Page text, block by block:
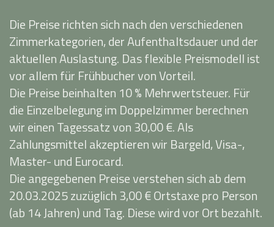
Die Preise richten sich nach den verschiedenen
Zimmerkategorien, der Aufenthaltsdauer und der
aktuellen Auslastung. Das flexible Preismodell ist
vor allem für Frühbucher von Vorteil.
Die Preise beinhalten 10 % Mehrwertsteuer. Für
die Einzelbelegung im Doppelzimmer berechnen
wir einen Tagessatz von 30,00 €. Als
Zahlungsmittel akzeptieren wir Bargeld, Visa-,
Master- und Eurocard.
Die angegebenen Preise verstehen sich ab dem
20.03.2025 zuzüglich 3,00 € Ortstaxe pro Person
(ab 14 Jahren) und Tag. Diese wird vor Ort bezahlt.